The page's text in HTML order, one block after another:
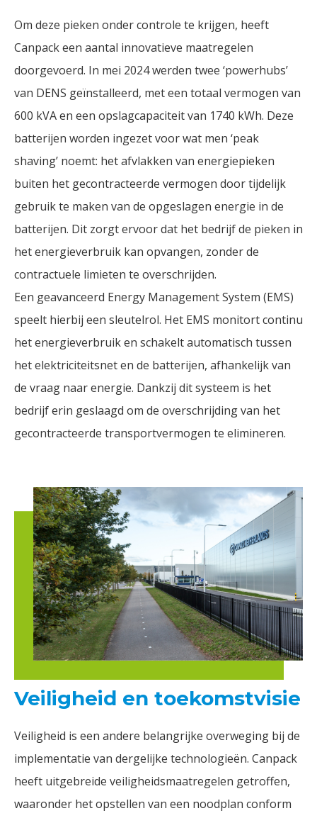
Om deze pieken onder controle te krijgen, heeft
Canpack een aantal innovatieve maatregelen
doorgevoerd. In mei 2024 werden twee ‘powerhubs’
van DENS geïnstalleerd, met een totaal vermogen van
600 kVA en een opslagcapaciteit van 1740 kWh. Deze
batterijen worden ingezet voor wat men ‘peak
shaving’ noemt: het afvlakken van energiepieken
buiten het gecontracteerde vermogen door tijdelijk
gebruik te maken van de opgeslagen energie in de
batterijen. Dit zorgt ervoor dat het bedrijf de pieken in
het energieverbruik kan opvangen, zonder de
contractuele limieten te overschrijden.
Een geavanceerd Energy Management System (EMS)
speelt hierbij een sleutelrol. Het EMS monitort continu
het energieverbruik en schakelt automatisch tussen
het elektriciteitsnet en de batterijen, afhankelijk van
de vraag naar energie. Dankzij dit systeem is het
bedrijf erin geslaagd om de overschrijding van het
gecontracteerde transportvermogen te elimineren.
Veiligheid en toekomstvisie
Veiligheid is een andere belangrijke overweging bij de
implementatie van dergelijke technologieën. Canpack
heeft uitgebreide veiligheidsmaatregelen getroffen,
waaronder het opstellen van een noodplan conform